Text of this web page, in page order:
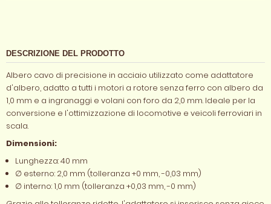
DESCRIZIONE DEL PRODOTTO
Albero cavo di precisione in acciaio utilizzato come adattatore
d'albero, adatto a tutti i motori a rotore senza ferro con albero da
1,0 mm e a ingranaggi e volani con foro da 2,0 mm. Ideale per la
conversione e l'ottimizzazione di locomotive e veicoli ferroviari in
scala.
Dimensioni:
Lunghezza: 40 mm
∅ esterno: 2,0 mm (tolleranza +0 mm, -0,03 mm)
∅ interno: 1,0 mm (tolleranza +0,03 mm, -0 mm)